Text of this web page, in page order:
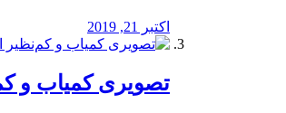
اکتبر 21, 2019
️تصویری کمیاب و